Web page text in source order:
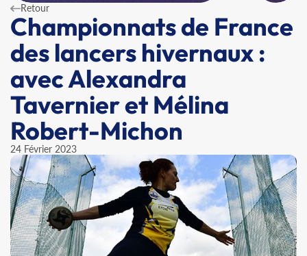
Retour
Championnats de France
des lancers hivernaux :
avec Alexandra
Tavernier et Mélina
Robert-Michon
24 Février 2023